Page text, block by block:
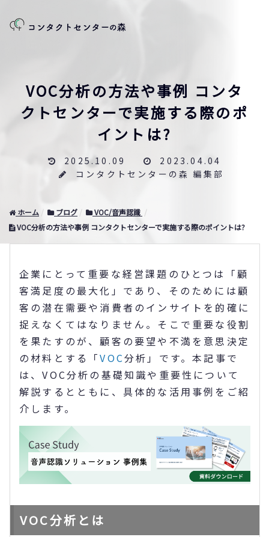
VOC分析の方法や事例 コンタ
クトセンターで実施する際のポ
イントは?
2025.10.09
2023.04.04
コンタクトセンターの森 編集部
ホーム ブログ
VOC/音声認識
VOC分析の方法や事例 コンタクトセンターで実施する際のポイントは?
企業にとって重要な経営課題のひとつは「顧
客満足度の最大化」であり、そのためには顧
客の潜在需要や消費者のインサイトを的確に
捉えなくてはなりません。そこで重要な役割
を果たすのが、顧客の要望や不満を意思決定
の材料とする「VOC分析」です。本記事で
は、VOC分析の基礎知識や重要性について
解説するとともに、具体的な活用事例をご紹
介します。
VOC分析とは